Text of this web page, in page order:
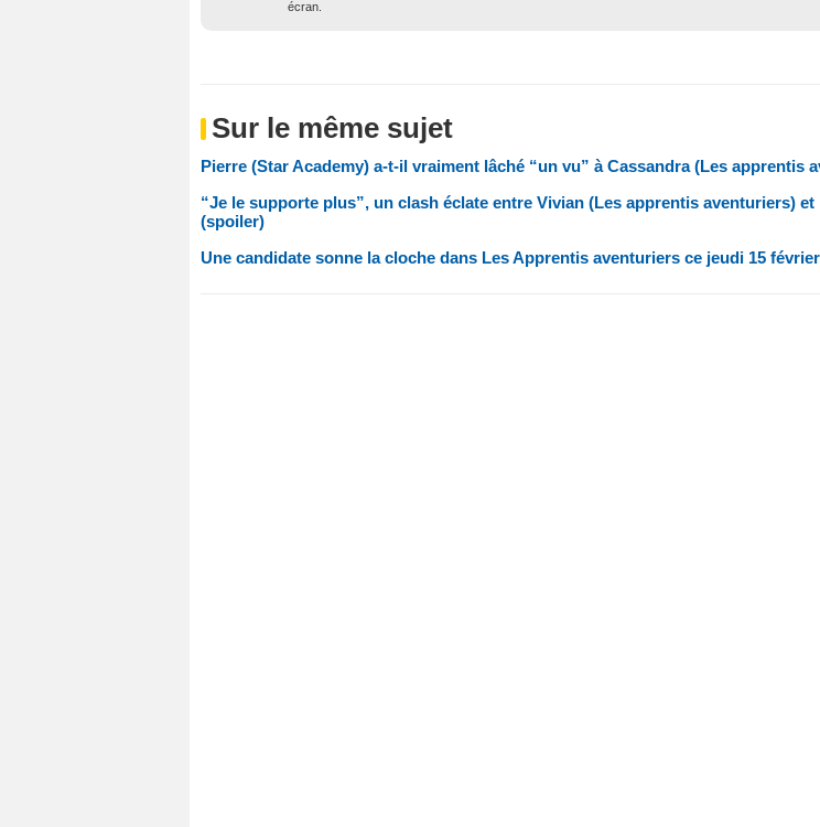
écran.
Sur le même sujet
Pierre (Star Academy) a-t-il vraiment lâché “un vu” à Cassandra (Les apprentis
“Je le supporte plus”, un clash éclate entre Vivian (Les apprentis aventuriers)
(spoiler)
Une candidate sonne la cloche dans Les Apprentis aventuriers ce jeudi 15